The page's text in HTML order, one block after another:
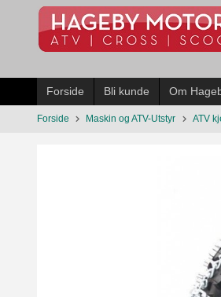
innholdet
Forside Bli kunde Om
Forside Maskin og ATV-Utstyr ATV